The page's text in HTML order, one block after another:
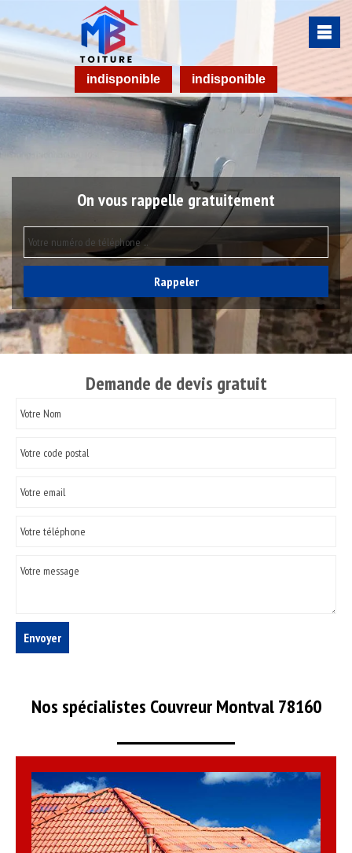
indisponible indisponible
On vous rappelle gratuitement
Demande de devis gratuit
Nos spécialistes Couvreur Montval 78160